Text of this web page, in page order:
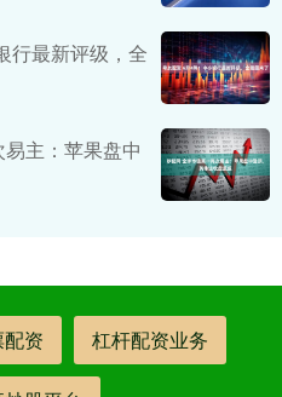
行最新评级，全
主：苹果盘中
资 杠杆配资业务